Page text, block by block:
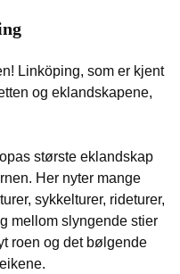
Linköping, som er kjent
og eklandskapene,
største eklandskap
Her nyter mange
sykkelturer, rideturer,
mellom slyngende stier
roen og det bølgende